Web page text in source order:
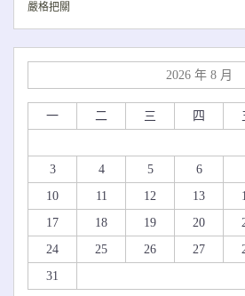
嚴格把關
2026 年 8 月
一 二 三 四
3
4 5 6
10
11 12 13
17
18 19 20
24
25 26 27
31